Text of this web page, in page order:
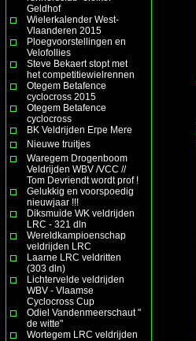
Geldhof
Wielerkalender West-
Vlaanderen 2015
Ploegvoorstellingen en
Velofollies
Steve Bekaert stopt met
het competitiewielrennen
Otegem Betafence
cyclocross 2015
Otegem Betafence
cyclocross
BK Veldrijden Erpe Mere
Nieuwe truitjes
Waregem Drogenboom
Veldrijden WBV /VCC //
Tom Devriendt wordt prof !
Gelukkig en voorspoedig
nieuwjaar !!!
Diksmuide WK veldrijden
LRC - 321 dln
Wereldkampioenschap
veldrijden LRC
Laarne LRC veldritten
(303 dln)
Lichtervelde veldrijden
WBV - Vlaamse
Cyclocross Cup
Odiel Vandenmeerschaut "
de witte"
Wortegem LRC veldrijden